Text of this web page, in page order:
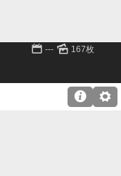
📅 --- 🌄 167枚
⚙
